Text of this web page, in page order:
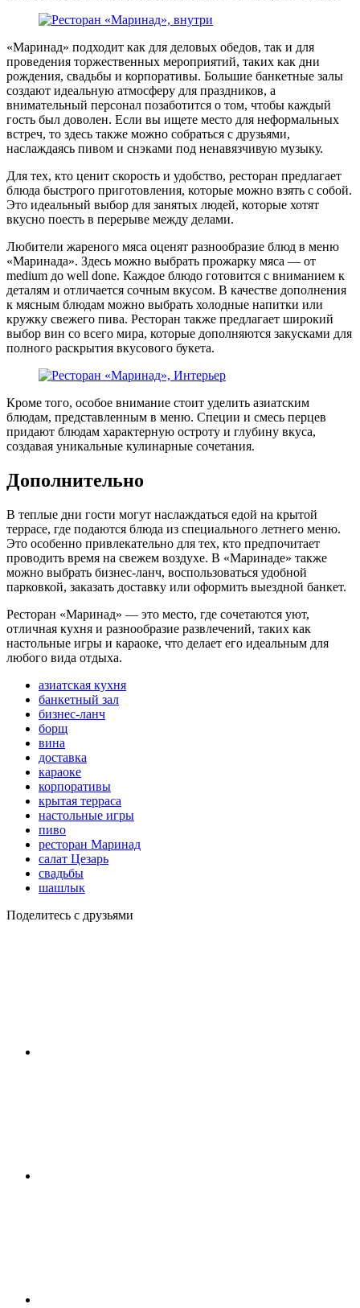
«Маринад» подходит как для деловых обедов, так и для
проведения торжественных мероприятий, таких как дни
рождения, свадьбы и корпоративы. Большие банкетные залы
создают идеальную атмосферу для праздников, а
внимательный персонал позаботится о том, чтобы каждый
гость был доволен. Если вы ищете место для неформальных
встреч, то здесь также можно собраться с друзьями,
наслаждаясь пивом и снэками под ненавязчивую музыку.
Для тех, кто ценит скорость и удобство, ресторан предлагает
блюда быстрого приготовления, которые можно взять с собой.
Это идеальный выбор для занятых людей, которые хотят
вкусно поесть в перерыве между делами.
Любители жареного мяса оценят разнообразие блюд в меню
«Маринада». Здесь можно выбрать прожарку мяса — от
medium до well done. Каждое блюдо готовится с вниманием к
деталям и отличается сочным вкусом. В качестве дополнения
к мясным блюдам можно выбрать холодные напитки или
кружку свежего пива. Ресторан также предлагает широкий
выбор вин со всего мира, которые дополняются закусками для
полного раскрытия вкусового букета.
Кроме того, особое внимание стоит уделить азиатским
блюдам, представленным в меню. Специи и смесь перцев
придают блюдам характерную остроту и глубину вкуса,
создавая уникальные кулинарные сочетания.
Дополнительно
В теплые дни гости могут наслаждаться едой на крытой
террасе, где подаются блюда из специального летнего меню.
Это особенно привлекательно для тех, кто предпочитает
проводить время на свежем воздухе. В «Маринаде» также
можно выбрать бизнес-ланч, воспользоваться удобной
парковкой, заказать доставку или оформить выездной банкет.
Ресторан «Маринад» — это место, где сочетаются уют,
отличная кухня и разнообразие развлечений, таких как
настольные игры и караоке, что делает его идеальным для
любого вида отдыха.
азиатская кухня
банкетный зал
бизнес-ланч
борщ
вина
доставка
караоке
корпоративы
крытая терраса
настольные игры
пиво
ресторан Маринад
салат Цезарь
свадьбы
шашлык
Поделитесь с друзьями